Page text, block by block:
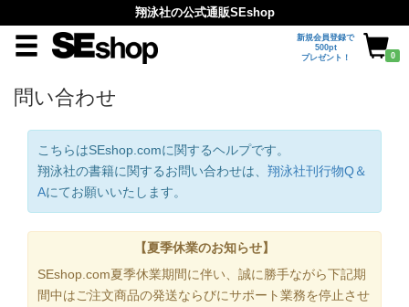
翔泳社の公式通販SEshop
新規会員登録で
500pt
プレゼント！
0
問い合わせ
こちらはSEshop.comに関するヘルプです。
翔泳社の書籍に関するお問い合わせは、 翔泳社刊行物Q＆
Aにてお願いいたします。
【夏季休業のお知らせ】
SEshop.com夏季休業期間に伴い、誠に勝手ながら下記期
間中はご注文商品の発送ならびにサポート業務を停止させ